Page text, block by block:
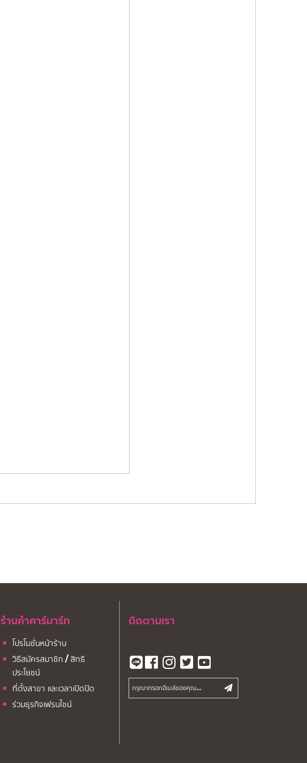
ร้านค้าคาร์มาร์ท
โปรโมชั่นหน้าร้าน
วิธีสมัครสมาชิก / สิทธิ
ประโยชน์
ที่ตั้งสาขา และเวลาเปิดปิด
ร่วมธุรกิจเฟรนไชน์
ติดตามเรา